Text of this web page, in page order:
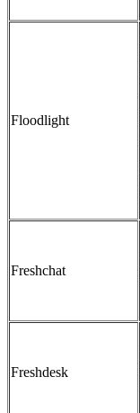
Floodlight
Freshchat
Freshdesk